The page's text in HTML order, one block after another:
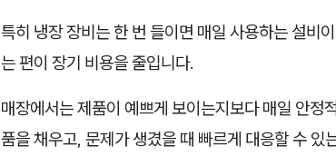
특히 냉장 장비는 한 번 들이면 매일 사용하는 설비
는 편이 장기 비용을 줄입니다.
매장에서는 제품이 예쁘게 보이는지보다 매일 안정
품을 채우고, 문제가 생겼을 때 빠르게 대응할 수 있